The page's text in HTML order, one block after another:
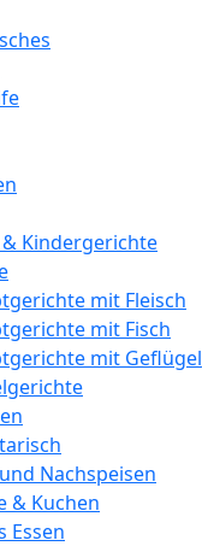
& Kindergerichte
mit Fleisch
mit Fisch
mit Geflügel
Nachspeisen
& Kuchen
Essen